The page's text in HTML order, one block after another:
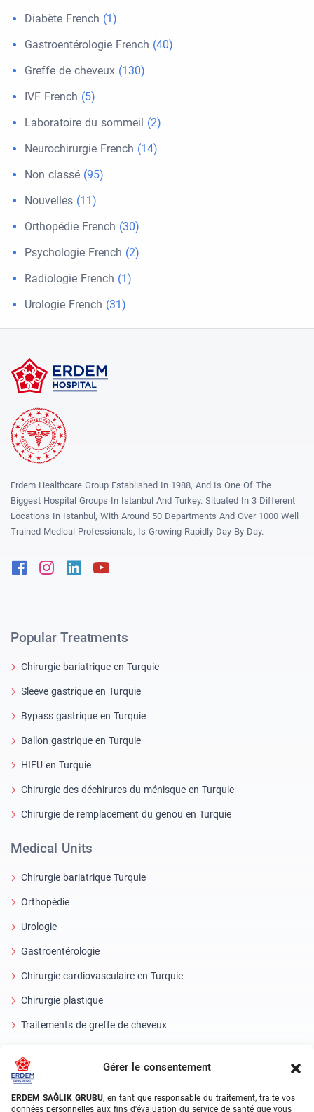
Gérer le consentement
ERDEM SAĞLIK GRUBU, en tant que responsable du traitement, traite vos
données personnelles aux fins d'évaluation du service de santé que vous
Diabète French (1)
Gastroentérologie French (40)
Greffe de cheveux (130)
IVF French (5)
Laboratoire du sommeil (2)
Neurochirurgie French (14)
Non classé (95)
Nouvelles (11)
Orthopédie French (30)
Psychologie French (2)
Radiologie French (1)
Urologie French (31)
Erdem Healthcare Group Established In 1988, And Is One Of The
Biggest Hospital Groups In Istanbul And Turkey. Situated In 3 Different
Locations In Istanbul, With Around 50 Departments And Over 1000 Well
Trained Medical Professionals, Is Growing Rapidly Day By Day.
FacebookInstagram
Linkedin
Popular Treatments
Chirurgie bariatrique en Turquie
Sleeve gastrique en Turquie
Bypass gastrique en Turquie
Ballon gastrique en Turquie
HIFU en Turquie
Chirurgie des déchirures du ménisque en Turquie
Chirurgie de remplacement du genou en Turquie
Medical Units
Chirurgie bariatrique Turquie
Orthopédie
Urologie
Gastroentérologie
Chirurgie cardiovasculaire en Turquie
Chirurgie plastique
Traitements de greffe de cheveux
Oeil laser
About Erdem